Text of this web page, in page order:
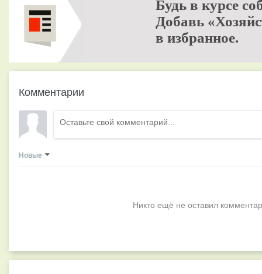
Будь в курсе
Добавь
в избранное.
Комментарии
Новые
Никто ещё не оставил